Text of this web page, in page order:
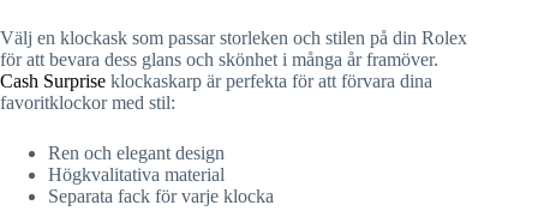
Välj en klockask som passar storleken och stilen på din Rolex
för att bevara dess glans och skönhet i många år framöver.
Cash Surprise klockaskarp är perfekta för att förvara dina
favoritklockor med stil:
Ren och elegant design
Högkvalitativa material
Separata fack för varje klocka